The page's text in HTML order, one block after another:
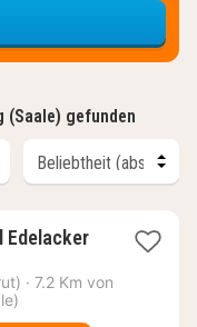
(Saale) gefunden
Edelacker1
ab
· 7.2 Km von